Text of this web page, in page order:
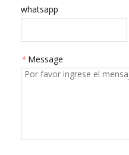
whatsapp
* Message